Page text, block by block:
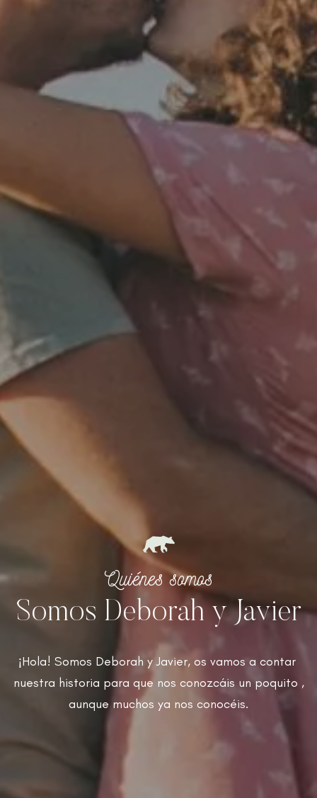
Quiénes somos
Somos Deborah y Javier
¡Hola! Somos Deborah y Javier, os vamos a contar
nuestra historia para que nos conozcáis un poquito ,
aunque muchos ya nos conocéis.